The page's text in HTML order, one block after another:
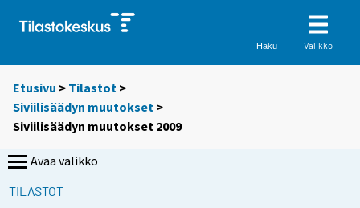
Haku Valikko
Etusivu > Tilastot >
Siviilisäädyn muutokset >
Siviilisäädyn muutokset 2009
Avaa valikko
TILASTOT